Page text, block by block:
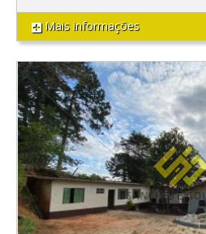
Mais informações